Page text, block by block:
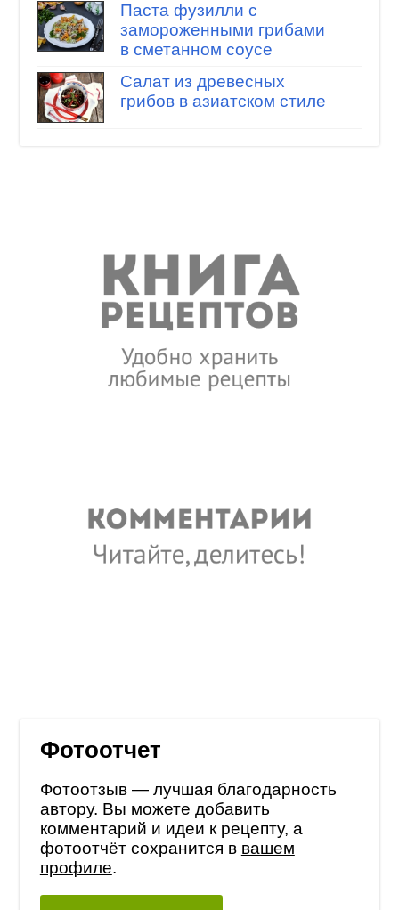
Паста фузилли с
замороженными грибами
в сметанном соусе
Салат из древесных
грибов в азиатском стиле
Фотоотчет
Фотоотзыв — лучшая благодарность
автору. Вы можете добавить
комментарий и идеи к рецепту, а
фотоотчёт сохранится в вашем
профиле.